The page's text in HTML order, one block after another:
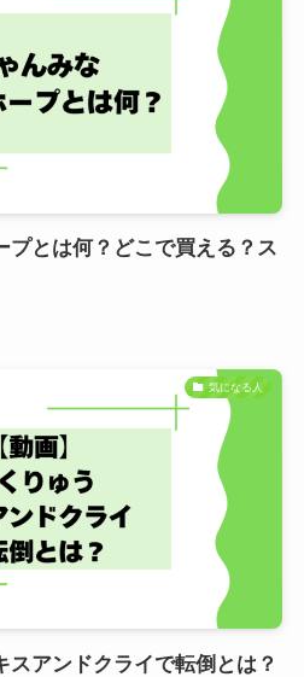
プとは何？どこで買える？ス
気になる人
スアンドクライで転倒とは？